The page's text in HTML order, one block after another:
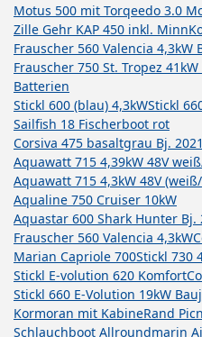
Motus 500 mit Torqeedo 3.0
Zille Gehr KAP 450 inkl.
Frauscher 560 Valencia 4,3kW
Frauscher 750 St. Tropez
Batterien
Stickl 600 (blau) 4,3kWStickl
Sailfish 18 Fischerboot rot
Corsiva 475 basaltgrau Bj.
Aquawatt 715 4,39kW 48V
Aquawatt 715 4,3kW 48V
Aqualine 750 Cruiser 10kW
Aquastar 600 Shark Hunter Bj.
Frauscher 560 Valencia 4,3kW
Marian Capriole 700Stickl 730
Stickl E-volution 620 Komfort
Stickl 660 E-Volution 19kW
Kormoran mit KabineRand
Schlauchboot Allroundmarin